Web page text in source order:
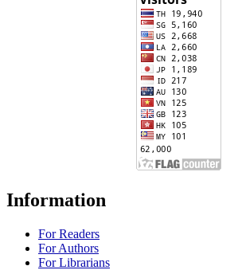
Information
For Readers
For Authors
For Librarians